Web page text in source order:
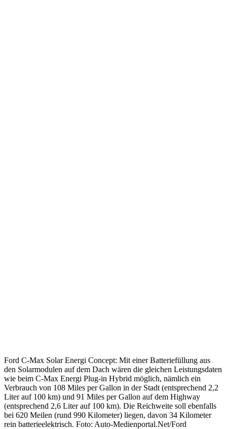
Ford C-Max Solar Energi Concept: Mit einer Batteriefüllung aus
den Solarmodulen auf dem Dach wären die gleichen Leistungsdaten
wie beim C-Max Energi Plug-in Hybrid möglich, nämlich ein
Verbrauch von 108 Miles per Gallon in der Stadt (entsprechend 2,2
Liter auf 100 km) und 91 Miles per Gallon auf dem Highway
(entsprechend 2,6 Liter auf 100 km). Die Reichweite soll ebenfalls
bei 620 Meilen (rund 990 Kilometer) liegen, davon 34 Kilometer
rein batterieelektrisch. Foto: Auto-Medienportal.Net/Ford